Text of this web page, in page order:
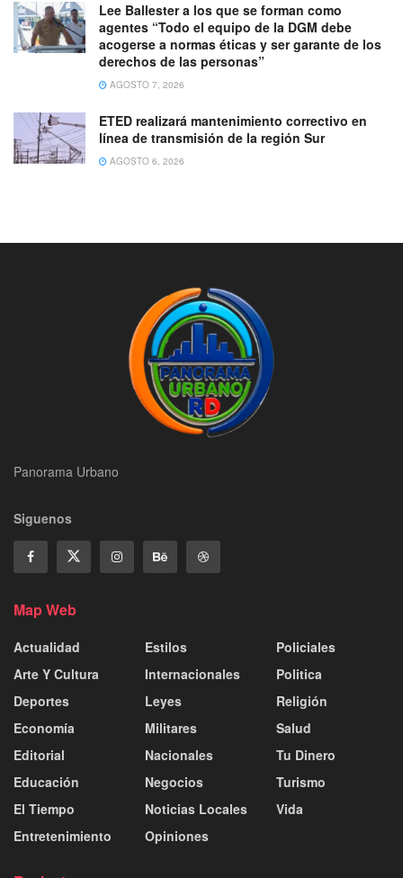
Lee Ballester a los que se forman como
agentes “Todo el equipo de la DGM debe
acogerse a normas éticas y ser garante de los
derechos de las personas”
AGOSTO 7, 2026
ETED realizará mantenimiento correctivo en
línea de transmisión de la región Sur
AGOSTO 6, 2026
Panorama Urbano
Siguenos
Map Web
Actualidad
Arte Y Cultura
Deportes
Economía
Editorial
Educación
El Tiempo
Entretenimiento
Estilos
Internacionales
Leyes
Militares
Nacionales
Negocios
Noticias Locales
Opiniones
Policiales
Politica
Religión
Salud
Tu Dinero
Turismo
Vida